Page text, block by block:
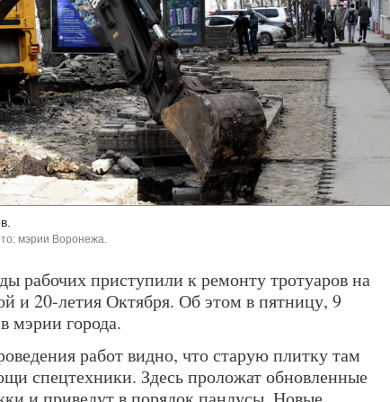
мэрии Воронежа.
рабочих приступили к ремонту тротуаров на
и 20-летия Октября. Об этом в пятницу, 9
мэрии города.
работ видно, что старую плитку там
спецтехники. Здесь проложат обновленные